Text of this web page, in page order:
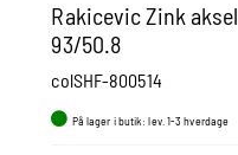
Rakicevic Zink aksel
93/50.8
colSHF-800514
På lager i butik: lev. 1-3 hverdage